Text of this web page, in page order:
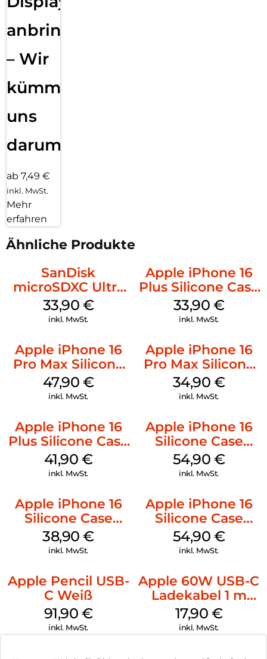
anbringen
– Wir
kümmern
uns
darum!
ab 7,49 €
inkl. MwSt.
Mehr
erfahren
Ähnliche Produkte
SanDisk
microSDXC Ultra
128 GB + Adapter
Mobile
33,90 €
inkl. MwSt.
Apple iPhone 16
Plus Silicone Case
MagSafe Lake
Green
33,90 €
inkl. MwSt.
Apple iPhone 16
Pro Max Silicone
Case MagSafe
Black
47,90 €
inkl. MwSt.
Apple iPhone 16
Pro Max Silicone
Case MagSafe
Denim
34,90 €
inkl. MwSt.
Apple iPhone 16
Plus Silicone Case
MagSafe Stone
Gray
41,90 €
inkl. MwSt.
Apple iPhone 16
Silicone Case
MagSafe Black
54,90 €
inkl. MwSt.
Apple iPhone 16
Silicone Case
MagSafe
Ultramarine
38,90€
inkl. MwSt.
Apple iPhone 16
Silicone Case
MagSafe Lake
Green
54,90 €
inkl. MwSt.
Apple Pencil USB-
C Weiß
91,90 €
inkl. MwSt.
Apple 60W USB-C
Ladekabel 1 m
Weiß
17,90 €
inkl. MwSt.